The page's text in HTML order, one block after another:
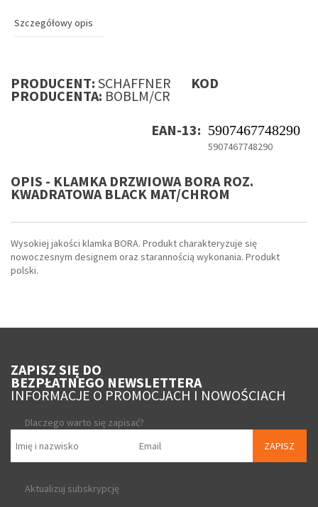
Szczegółowy opis
PRODUCENT: SCHAFFNER KOD
PRODUCENTA: BOBLM/CR
EAN-13: 5907467748290
5907467748290
OPIS - KLAMKA DRZWIOWA BORA ROZ.
KWADRATOWA BLACK MAT/CHROM
Wysokiej jakości klamka BORA. Produkt charakteryzuje się
nowoczesnym designem oraz starannością wykonania. Produkt
polski.
ZAPISZ SIĘ DO
BEZPŁATNEGO NEWSLETTERA
INFORMACJE O PROMOCJACH I NOWOŚCIACH
Dlaczego warto się zapisać?
ZAPISZ
Aktualizuj subskrypcję